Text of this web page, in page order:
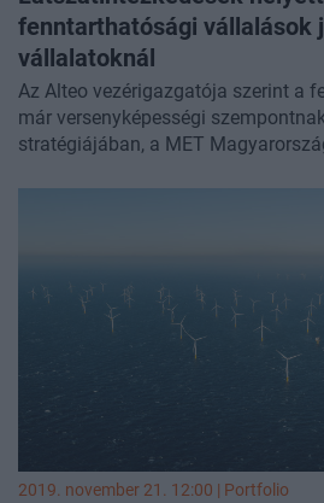
fenntarthatósági vállalások
vállalatoknál
Az Alteo vezérigazgatója szerint a
már versenyképességi
stratégiájában, a MET
hullám miatt. Tudósítás a Portfolio
Forum 2020 online konferenciájáról.
2019. november 21. 12:00 | Portfolio